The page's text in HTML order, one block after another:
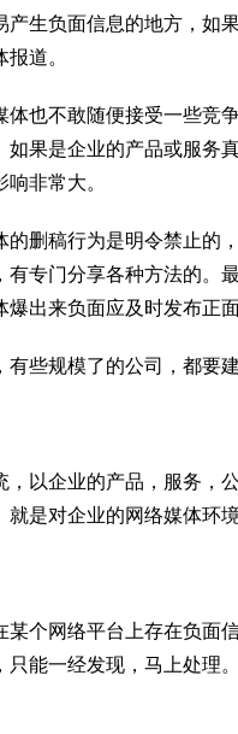
产生负面信息的地方，如
道。
体也不敢随便接受一些竞
如果是企业的产品或服务
非常大。
的删稿行为是明令禁止的
有专门分享各种方法的。
出来负面应及时发布正
些规模了的公司，都要
，以企业的产品，服务，
是对企业的网络媒体环
某个网络平台上存在负面
能一经发现，马上处理。